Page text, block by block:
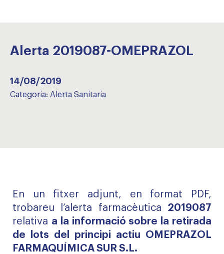
Alerta 2019087-OMEPRAZOL
14/08/2019
Categoria: Alerta Sanitaria
En un fitxer adjunt, en format PDF,
trobareu l’alerta farmacèutica 2019087
relativa a la informació sobre la retirada
de lots del principi actiu OMEPRAZOL
FARMAQUÍMICA SUR S.L.